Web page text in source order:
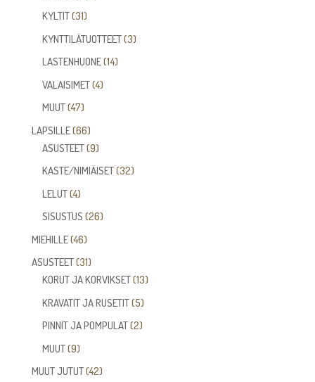
KYLTIT 3131
tuotetta
KYNTTILÄTUOTTEET 33
LASTENHUONE 1414
VALAISIMET 44
MUUT 4747
tuotetta
LAPSILLE 6666
tuotetta
ASUSTEET 99
tuotetta
KASTE/NIMIÄISET 3232
LELUT 44
tuotetta
SISUSTUS 2626
MIEHILLE 4646
tuotetta
ASUSTEET 3131
tuotetta
KORUT JA KORVIKSET 1313
KRAVATIT JA RUSETIT 55
tuotetta
PINNIT JA POMPULAT 22
MUUT 99
tuotetta
MUUT JUTUT 4242